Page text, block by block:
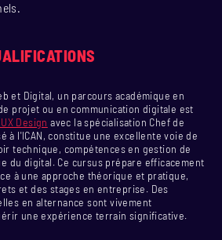
et Digital, un parcours académique en
projet ou en communication digitale est
Design avec la spécialisation Chef de
à l'ICAN, constitue une excellente voie de
technique, compétences en gestion de
du digital. Ce cursus prépare efficacement
à une approche théorique et pratique,
et des stages en entreprise. Des
en alternance sont vivement
une expérience terrain significative.